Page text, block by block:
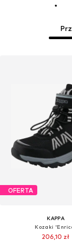
OFERTA
KAPPA
Kozaki
206,10 zł